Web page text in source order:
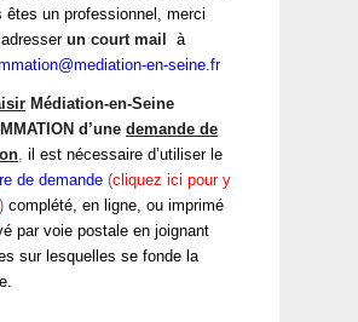
êtes un professionnel, merci
un court mail
à
en-seine.fr
Médiation-en-Seine
d’une demande de
, il est nécessaire d’utiliser le
de demande (cliquez ici pour y
) complété, en ligne, ou imprimé
par voie postale en joignant
sur lesquelles se fonde la